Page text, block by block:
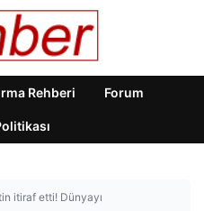
Rehberi Forum
itiraf etti! Dünyayı